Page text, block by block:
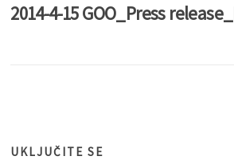
2014-4-15 GOO_Press
UKLJUČITE SE